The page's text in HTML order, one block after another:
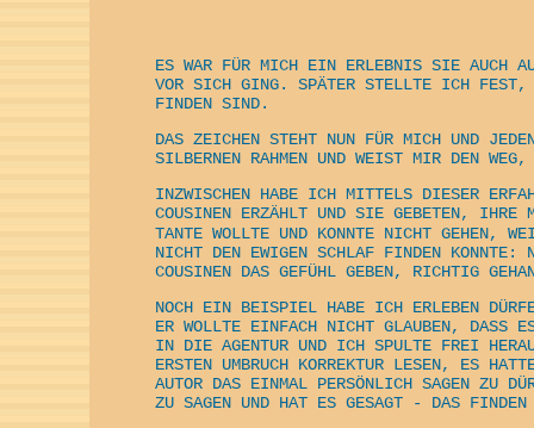
ES WAR FÜR MICH EIN ERLEBNIS SIE AUCH
VOR SICH GING. SPÄTER STELLTE ICH
FINDEN SIND.
DAS ZEICHEN STEHT NUN FÜR MICH UND
SILBERNEN RAHMEN UND WEIST MIR DEN
INZWISCHEN HABE ICH MITTELS DIESER
COUSINEN ERZÄHLT UND SIE GEBETEN,
TANTE WOLLTE UND KONNTE NICHT GEHEN,
NICHT DEN EWIGEN SCHLAF FINDEN
COUSINEN DAS GEFÜHL GEBEN, RICHTIG
NOCH EIN BEISPIEL HABE ICH ERLEBEN
ER WOLLTE EINFACH NICHT GLAUBEN, DASS
IN DIE AGENTUR UND ICH SPULTE FREI
ERSTEN UMBRUCH KORREKTUR LESEN, ES
AUTOR DAS EINMAL PERSÖNLICH SAGEN ZU
ZU SAGEN UND HAT ES GESAGT - DAS